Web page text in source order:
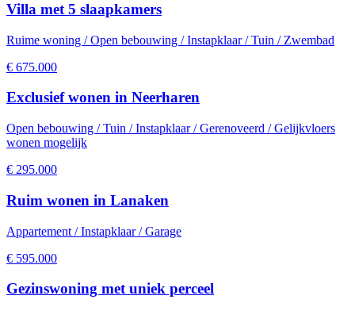
Villa met 5 slaapkamers
Ruime woning / Open bebouwing / Instapklaar / Tuin / Zwembad
€ 675.000
Exclusief wonen in Neerharen
Open bebouwing / Tuin / Instapklaar / Gerenoveerd / Gelijkvloers
wonen mogelijk
€ 295.000
Ruim wonen in Lanaken
Appartement / Instapklaar / Garage
€ 595.000
Gezinswoning met uniek perceel